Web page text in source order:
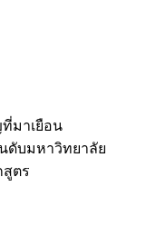
มาเยือน
ดับมหาวิทยาลัย
สูตร